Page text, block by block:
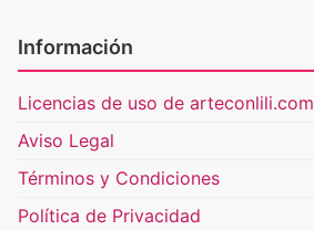
Información
Licencias de uso de arteconlili.com
Aviso Legal
Términos y Condiciones
Política de Privacidad